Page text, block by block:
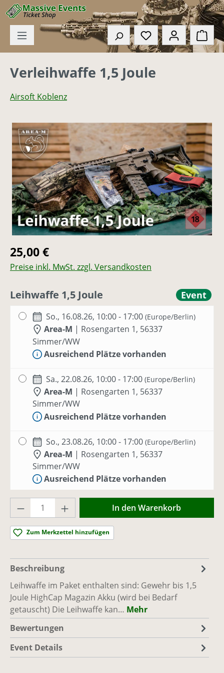
Zum Hauptinhalt springen
Du hast 0
Verleihwaffe 1,5 Joule
Airsoft Koblenz
Bildergalerie überspringen
Regulärer Preis:
25,00 €
Preise inkl. MwSt. zzgl. Versandkosten
Leihwaffe 1,5 Joule Event
So., 16.08.26, 10:00 - 17:00(Europe/Berlin)
Area-M | Rosengarten 1, 56337
Simmer/WW
Ausreichend Plätze vorhanden
Sa., 22.08.26, 10:00 - 17:00(Europe/Berlin)
Area-M | Rosengarten 1, 56337
Simmer/WW
Ausreichend Plätze vorhanden
So., 23.08.26, 10:00 - 17:00(Europe/Berlin)
Area-M | Rosengarten 1, 56337
Simmer/WW
Ausreichend Plätze vorhanden
Sa., 29.08.26, 10:00 - 17:00(Europe/Berlin)
Area-M|Rosengarten 1, 56337
Simmer/WW
Ausreichend Plätze vorhanden
Sa., 05.09.26, 10:00 - 17:00
Area-M
Rosengarten 1, 56337
Simmer/WW
Ausreichend Plätze vorhanden
Sa., 12.09.26, 10:00 - 17:00
Area-M|Rosengarten 1, 56337
Simmer/WW
Produkt Anzahl: Gib den gewünschten
In den Warenkorb
Zum Merkzettel hinzufügen
Beschreibung
Leihwaffe im Paket enthalten sind: Gewehr bis 1,5
Joule HighCap Magazin Akku (wird bei Bedarf
getauscht) Die Leihwaffe kan… Mehr
Bewertungen
Event Details